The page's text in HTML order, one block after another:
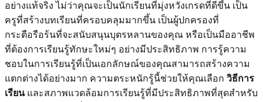
อย่างแท้จริง ไม่ว่าคุณจะเป็นนักเรียนที่มุ่งหวังเกรดที่ดีขึ้น เป็น
ครูที่สร้างบทเรียนที่ครอบคลุมมากขึ้น เป็นผู้ปกครองที่
กระตือรือร้นที่จะสนับสนุนบุตรหลานของคุณ หรือเป็นมืออาชีพ
ที่ต้องการเรียนรู้ทักษะใหม่ๆ อย่างมีประสิทธิภาพ การรู้ความ
ชอบในการเรียนรู้ที่เป็นเอกลักษณ์ของคุณสามารถสร้างความ
แตกต่างได้อย่างมาก ความตระหนักรู้นี้ช่วยให้คุณเลือก วิธีการ
เรียนและสภาพแวดล้อมการเรียนรู้ที่มีประสิทธิภาพที่สุดสำหรับ